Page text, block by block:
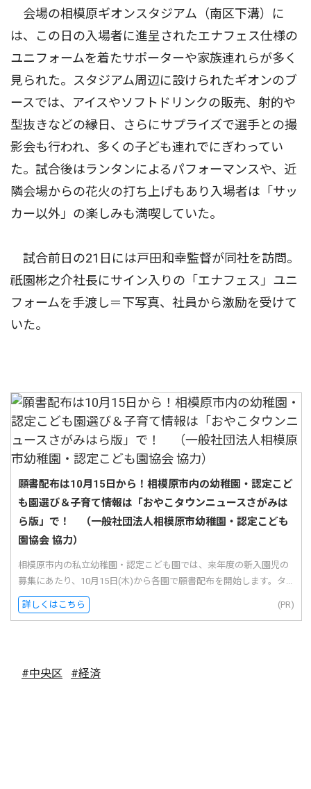
会場の相模原ギオンスタジアム（南区下溝）に
は、この日の入場者に進呈されたエナフェス仕様の
ユニフォームを着たサポーターや家族連れらが多く
見られた。スタジアム周辺に設けられたギオンのブ
ースでは、アイスやソフトドリンクの販売、射的や
型抜きなどの縁日、さらにサプライズで選手との撮
影会も行われ、多くの子ども連れでにぎわってい
た。試合後はランタンによるパフォーマンスや、近
隣会場からの花火の打ち上げもあり入場者は「サッ
カー以外」の楽しみも満喫していた。
試合前日の21日には戸田和幸監督が同社を訪問。
祇園彬之介社長にサイン入りの「エナフェス」ユニ
フォームを手渡し＝下写真、社員から激励を受けて
いた。
願書配布は10月15日から！相模原市内の幼稚園・認定こど
も園選び＆子育て情報は「おやこタウンニュースさがみは
ら版」で！ （一般社団法人相模原市幼稚園・認定こども
園協会 協力）
相模原市内の私立幼稚園・認定こども園では、来年度の新入園児の
募集にあたり、10月15日(木)から各園で願書配布を開始します。タ...
詳しくはこちら (PR)
#中央区 #経済